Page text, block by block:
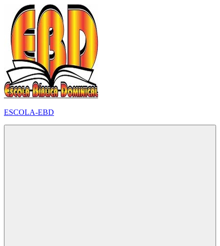
para
conteúdo
ESCOLA-EBD